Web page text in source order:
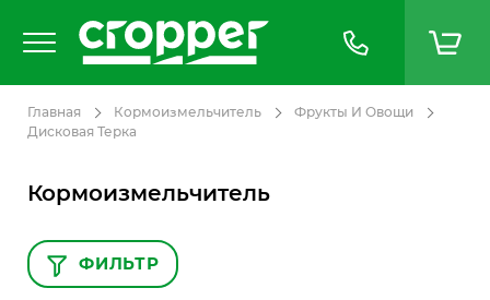
Главная Кормоизмельчитель
Фрукты И Овощи
Дисковая Терка
Кормоизмельчитель
ФИЛЬТР